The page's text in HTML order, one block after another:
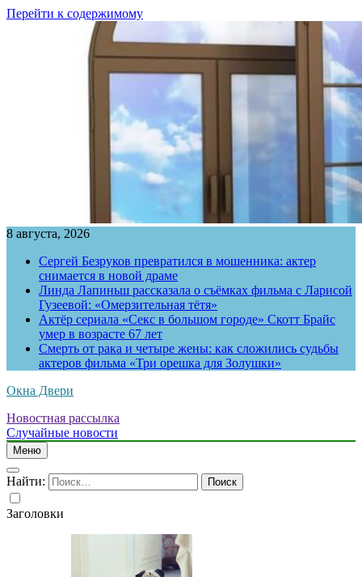
Перейти к содержимому
8 августа, 2026
Сергей Безруков превратился в мошенника: актер
снимается в новой драме
Линда Лапиньш рассказала о съёмках фильма с Ларисой
Гузеевой: «Омерзительная тётя»
Актёр сериала «Секс в большом городе» Скотт Брайс
умер в возрасте 67 лет
Смерть от рака и четыре жены: как сложились судьбы
актеров фильма «Три орешка для Золушки»
Окна Двери
Новостная рассылка
Случайные новости
Меню
Найти:
Заголовки